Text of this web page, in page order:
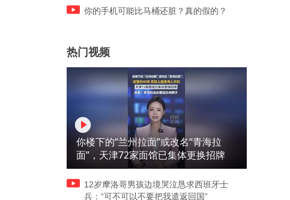
你的手机可能比马桶还脏？真的假的？
热门视频
你楼下的“兰州拉面”或改名“青海拉
面”，天津72家面馆已集体更换招牌
12岁摩洛哥男孩边境哭泣恳求西班牙士
兵：“可不可以不要把我遣返回国”